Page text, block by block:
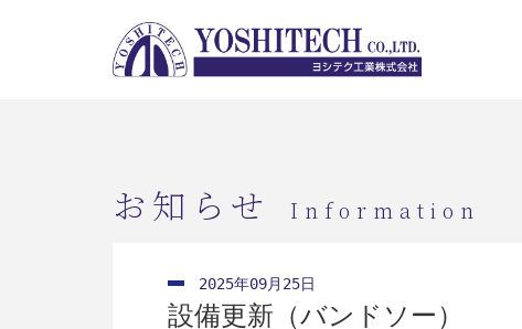
お知らせ Information
2025年09月25日
設備更新（バンドソー）